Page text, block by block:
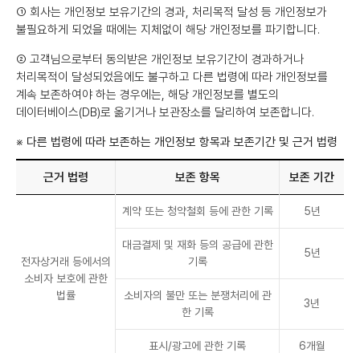
① 회사는 개인정보 보유기간의 경과, 처리목적 달성 등 개인정보가
불필요하게 되었을 때에는 지체없이 해당 개인정보를 파기합니다.
② 고객님으로부터 동의받은 개인정보 보유기간이 경과하거나
처리목적이 달성되었음에도 불구하고 다른 법령에 따라 개인정보를
계속 보존하여야 하는 경우에는, 해당 개인정보를 별도의
데이터베이스(DB)로 옮기거나 보관장소를 달리하여 보존합니다.
※ 다른 법령에 따라 보존하는 개인정보 항목과 보존기간 및 근거 법령
근거 법령 보존 항목 보존 기간
전자상거래 등에서의
소비자 보호에 관한
법률
계약 또는 청약철회 등에 관한 기록 5년
대금결제 및 재화 등의 공급에 관한
기록
5년
소비자의 불만 또는 분쟁처리에 관
한 기록
3년
표시/광고에 관한 기록 6개월